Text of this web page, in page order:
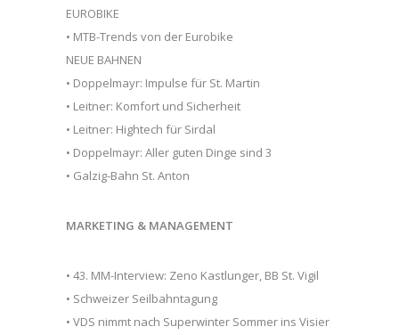
EUROBIKE
• MTB-Trends von der Eurobike
NEUE BAHNEN
• Doppelmayr: Impulse für St. Martin
• Leitner: Komfort und Sicherheit
• Leitner: Hightech für Sirdal
• Doppelmayr: Aller guten Dinge sind 3
• Galzig-Bahn St. Anton
MARKETING & MANAGEMENT
• 43. MM-Interview: Zeno Kastlunger, BB St. Vigil
• Schweizer Seilbahntagung
• VDS nimmt nach Superwinter Sommer ins Visier